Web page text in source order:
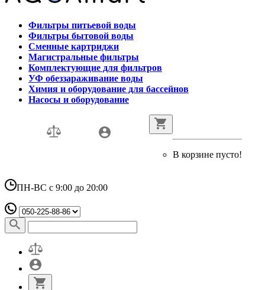
Фильтры питьевой воды
Фильтры бытовой воды
Сменные картриджи
Магистральные фильтры
Комплектующие для фильтров
УФ обеззараживание воды
Химия и оборудование для бассейнов
Насосы и оборудование
В корзине пусто!
ПН-ВС с 9:00 до 20:00